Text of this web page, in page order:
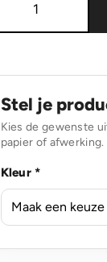
Mealprep
Middel,
Groot
aantal
Stel je
Kies de gewenste
papier of afwerking.
Kleur *